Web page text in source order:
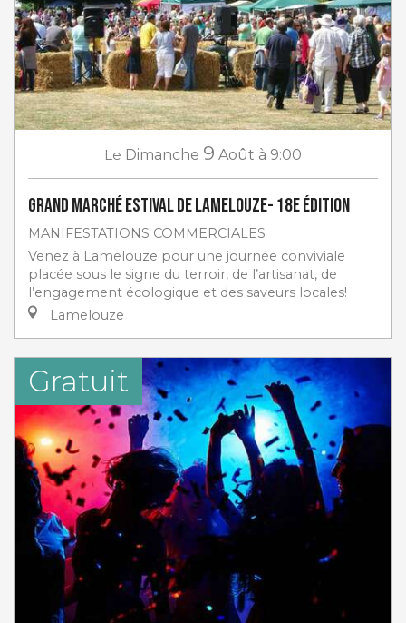
Le Dimanche 9 Août à 9:00
Grand marché estival de Lamelouze- 18e Édition
MANIFESTATIONS COMMERCIALES
Venez à Lamelouze pour une journée conviviale
placée sous le signe du terroir, de l’artisanat, de
l’engagement écologique et des saveurs locales!
Lamelouze
Gratuit